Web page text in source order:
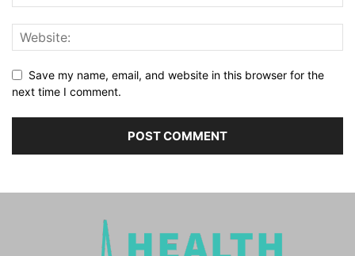
Save my name, email, and website in this browser for the
next time I comment.